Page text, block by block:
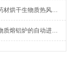
避免药材污染：药材烘干生物质热风炉的烟气净化与间接换热技术
智能化升级：生物质熔铝炉的自动进料与温度监控功能